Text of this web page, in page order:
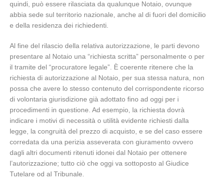
quindi, può essere rilasciata da qualunque Notaio, ovunque
abbia sede sul territorio nazionale, anche al di fuori del domicilio
e della residenza dei richiedenti.
Al fine del rilascio della relativa autorizzazione, le parti devono
presentare al Notaio una “richiesta scritta” personalmente o per
il tramite del “procuratore legale”. È coerente ritenere che la
richiesta di autorizzazione al Notaio, per sua stessa natura, non
possa che avere lo stesso contenuto del corrispondente ricorso
di volontaria giurisdizione già adottato fino ad oggi per i
procedimenti in questione. Ad esempio, la richiesta dovrà
indicare i motivi di necessità o utilità evidente richiesti dalla
legge, la congruità del prezzo di acquisto, e se del caso essere
corredata da una perizia asseverata con giuramento ovvero
dagli altri documenti ritenuti idonei dal Notaio per ottenere
l’autorizzazione; tutto ciò che oggi va sottoposto al Giudice
Tutelare od al Tribunale.